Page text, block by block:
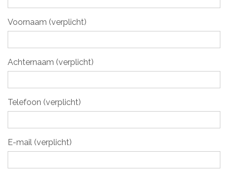
Voornaam (verplicht)
Achternaam (verplicht)
Telefoon (verplicht)
E-mail (verplicht)